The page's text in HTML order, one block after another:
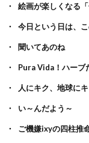
絵画が楽しくなる
今日という日は、
聞いてあのね
Pura Vida！ハーブ
人にキク、地球に
い～んだよう～
ご機嫌ixyの四柱推